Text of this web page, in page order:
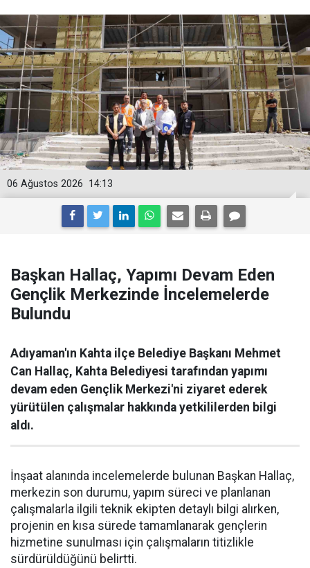
14:13
06 Ağustos 2026
Başkan Hallaç, Yapımı Devam Eden
Gençlik Merkezinde İncelemelerde
Bulundu
Adıyaman'ın Kahta ilçe Belediye Başkanı Mehmet
Can Hallaç, Kahta Belediyesi tarafından yapımı
devam eden Gençlik Merkezi'ni ziyaret ederek
yürütülen çalışmalar hakkında yetkililerden bilgi
aldı.
İnşaat alanında incelemelerde bulunan Başkan Hallaç,
merkezin son durumu, yapım süreci ve planlanan
çalışmalarla ilgili teknik ekipten detaylı bilgi alırken,
projenin en kısa sürede tamamlanarak gençlerin
hizmetine sunulması için çalışmaların titizlikle
sürdürüldüğünü belirtti.